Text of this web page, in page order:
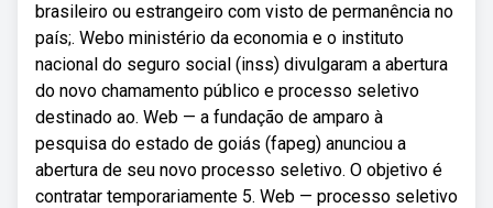
brasileiro ou estrangeiro com visto de permanência no
país;. Webo ministério da economia e o instituto
nacional do seguro social (inss) divulgaram a abertura
do novo chamamento público e processo seletivo
destinado ao. Web — a fundação de amparo à
pesquisa do estado de goiás (fapeg) anunciou a
abertura de seu novo processo seletivo. O objetivo é
contratar temporariamente 5. Web — processo seletivo